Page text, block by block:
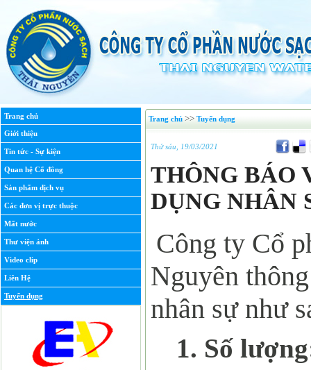
Trang chủ
Giới thiệu
Tin tức - Sự kiện
Quan hệ Cổ đông
Sản phẩm dịch vụ
Các đơn vị trực thuộc
Mất nước
Thư viện ảnh
Video clip
Liên Hệ
Tuyển dụng
Trang chủ >> Tuyển dụng
Thứ sáu, 19/03/2021
THÔNG BÁO
DỤNG NHÂN
Công ty Cổ
Nguyên
nhân sự như
1. Số